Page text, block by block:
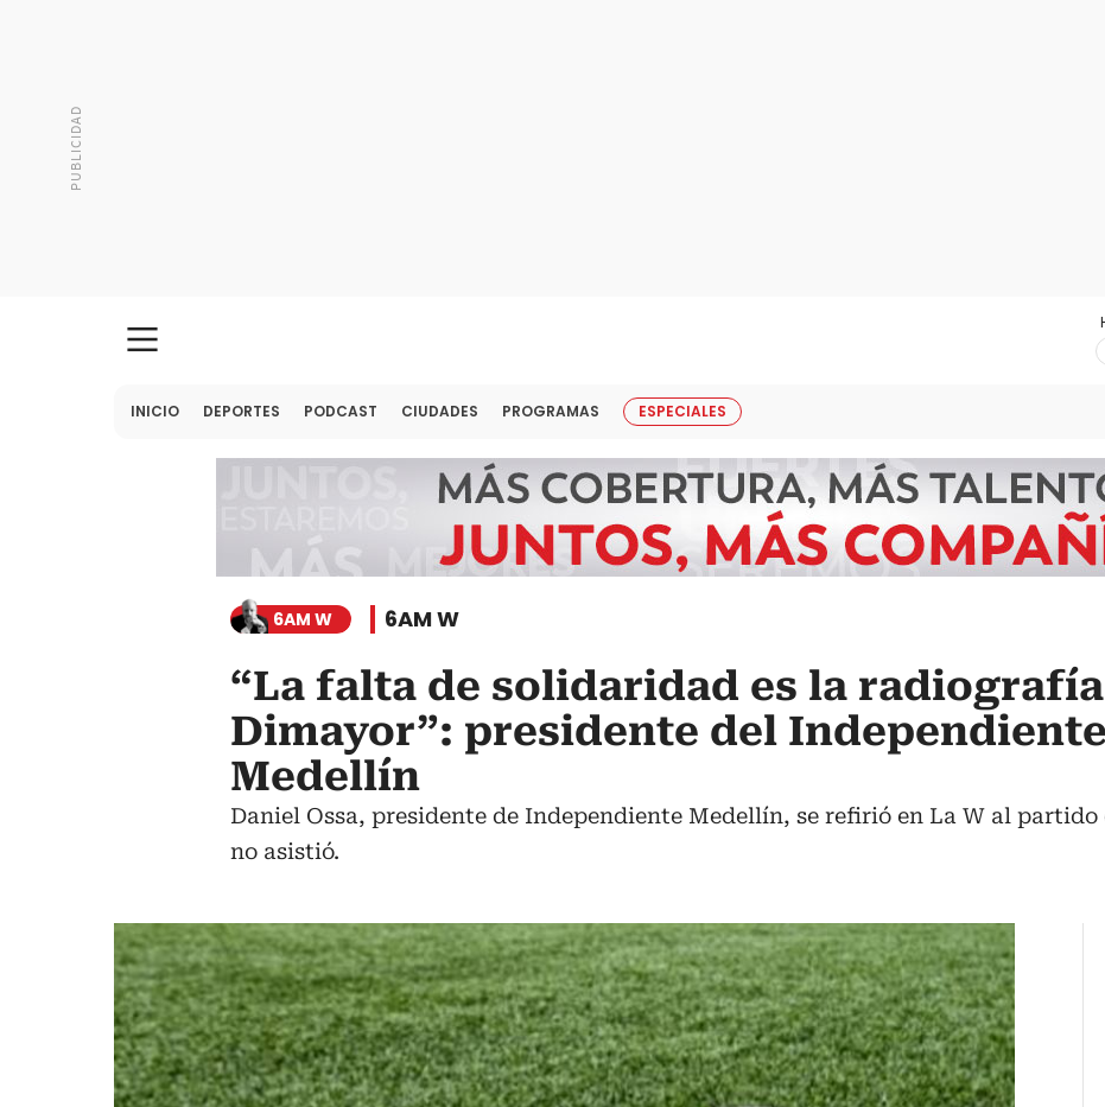
INICIO DEPORTES PODCAST CIUDADES PROGRAMAS ESPECIALES
6AM W 6AM W
“La falta de solidaridad es la
Dimayor”: presidente del Independiente
Medellín
Daniel Ossa, presidente de Independiente Medellín, se refirió en La W al
no asistió.